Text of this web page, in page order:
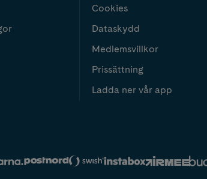
Cookies
Dataskydd
Medlemsvillkor
Prissättning
Ladda ner vår app